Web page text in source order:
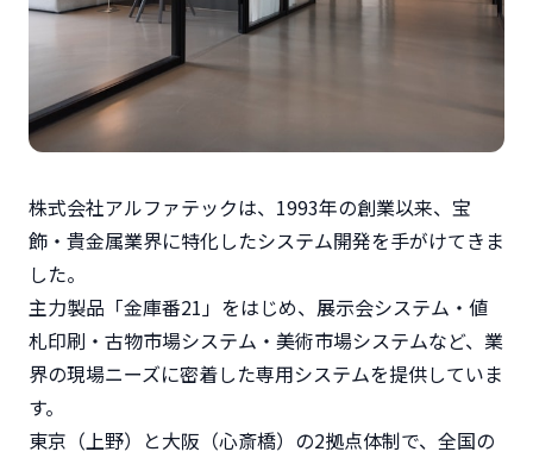
株式会社アルファテックは、1993年の創業以来、宝
飾・貴金属業界に特化したシステム開発を手がけてきま
した。
主力製品「金庫番21」をはじめ、展示会システム・値
札印刷・古物市場システム・美術市場システムなど、業
界の現場ニーズに密着した専用システムを提供していま
す。
東京（上野）と大阪（心斎橋）の2拠点体制で、全国の